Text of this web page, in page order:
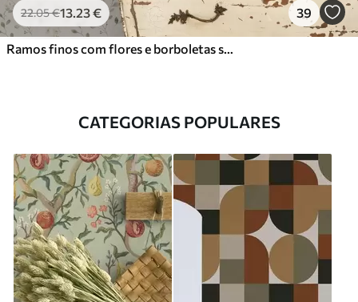
22.05€13.23€ 39
Ramos finos com flores e borboletas sobre fundo branco
CATEGORIAS POPULARES